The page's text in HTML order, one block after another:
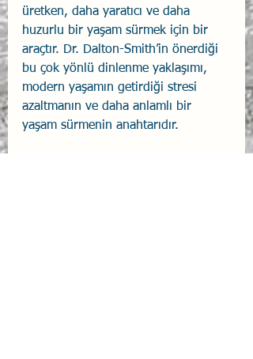
üretken, daha yaratıcı ve daha
huzurlu bir yaşam sürmek için bir
araçtır. Dr. Dalton-Smith’in önerdiği
bu çok yönlü dinlenme yaklaşımı,
modern yaşamın getirdiği stresi
azaltmanın ve daha anlamlı bir
yaşam sürmenin anahtarıdır.